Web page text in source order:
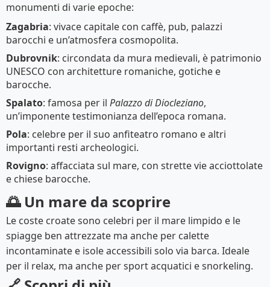
monumenti di varie epoche:
Zagabria: vivace capitale con caffè, pub, palazzi
barocchi e un’atmosfera cosmopolita.
Dubrovnik: circondata da mura medievali, è patrimonio
UNESCO con architetture romaniche, gotiche e
barocche.
Spalato: famosa per il Palazzo di Diocleziano,
un’imponente testimonianza dell’epoca romana.
Pola: celebre per il suo anfiteatro romano e altri
importanti resti archeologici.
Rovigno: affacciata sul mare, con strette vie acciottolate
e chiese barocche.
🌅 Un mare da scoprire
Le coste croate sono celebri per il mare limpido e le
spiagge ben attrezzate ma anche per calette
incontaminate e isole accessibili solo via barca. Ideale
per il relax, ma anche per sport acquatici e snorkeling.